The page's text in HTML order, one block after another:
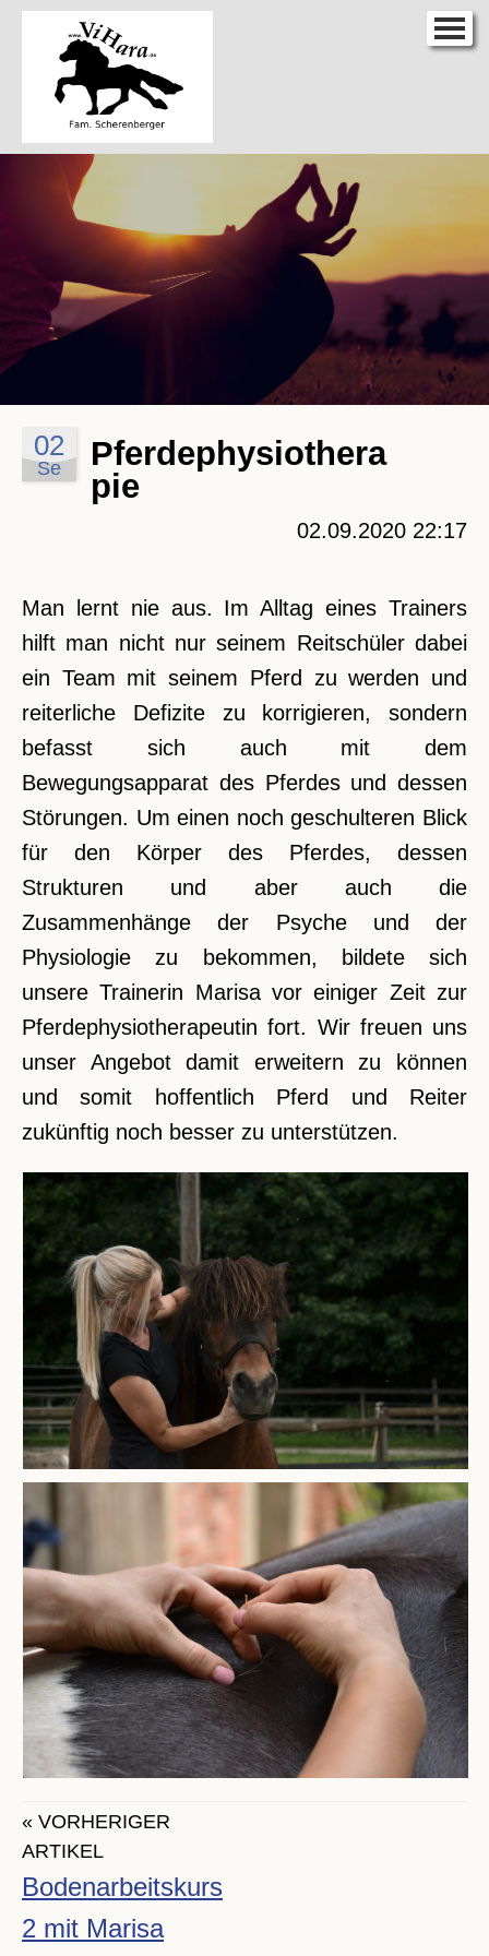
02
Se
Pferdephysiothera
pie
02.09.2020 22:17
Man lernt nie aus. Im Alltag eines Trainers
hilft man nicht nur seinem Reitschüler dabei
ein Team mit seinem Pferd zu werden und
reiterliche Defizite zu korrigieren, sondern
befasst sich auch mit dem
Bewegungsapparat des Pferdes und dessen
Störungen. Um einen noch geschulteren Blick
für den Körper des Pferdes, dessen
Strukturen und aber auch die
Zusammenhänge der Psyche und der
Physiologie zu bekommen, bildete sich
unsere Trainerin Marisa vor einiger Zeit zur
Pferdephysiotherapeutin fort. Wir freuen uns
unser Angebot damit erweitern zu können
und somit hoffentlich Pferd und Reiter
zukünftig noch besser zu unterstützen.
« VORHERIGER
ARTIKEL
Bodenarbeitskurs
2 mit Marisa
Home
Der Hof
Das Team
Leistungen & Preise
Termine
Galerie
Anfahrt